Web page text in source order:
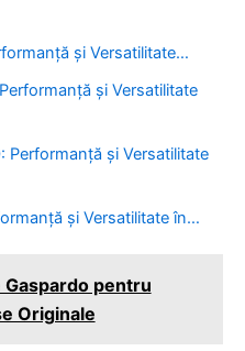
și Versatilitate…
și Versatilitate
Performanță și Versatilitate
și Versatilitate în…
Gaspardo pentru
Originale